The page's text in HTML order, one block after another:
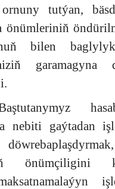
tutýan,
önümleriniň
bilen
nebiti gaýtadan
önümçiligini